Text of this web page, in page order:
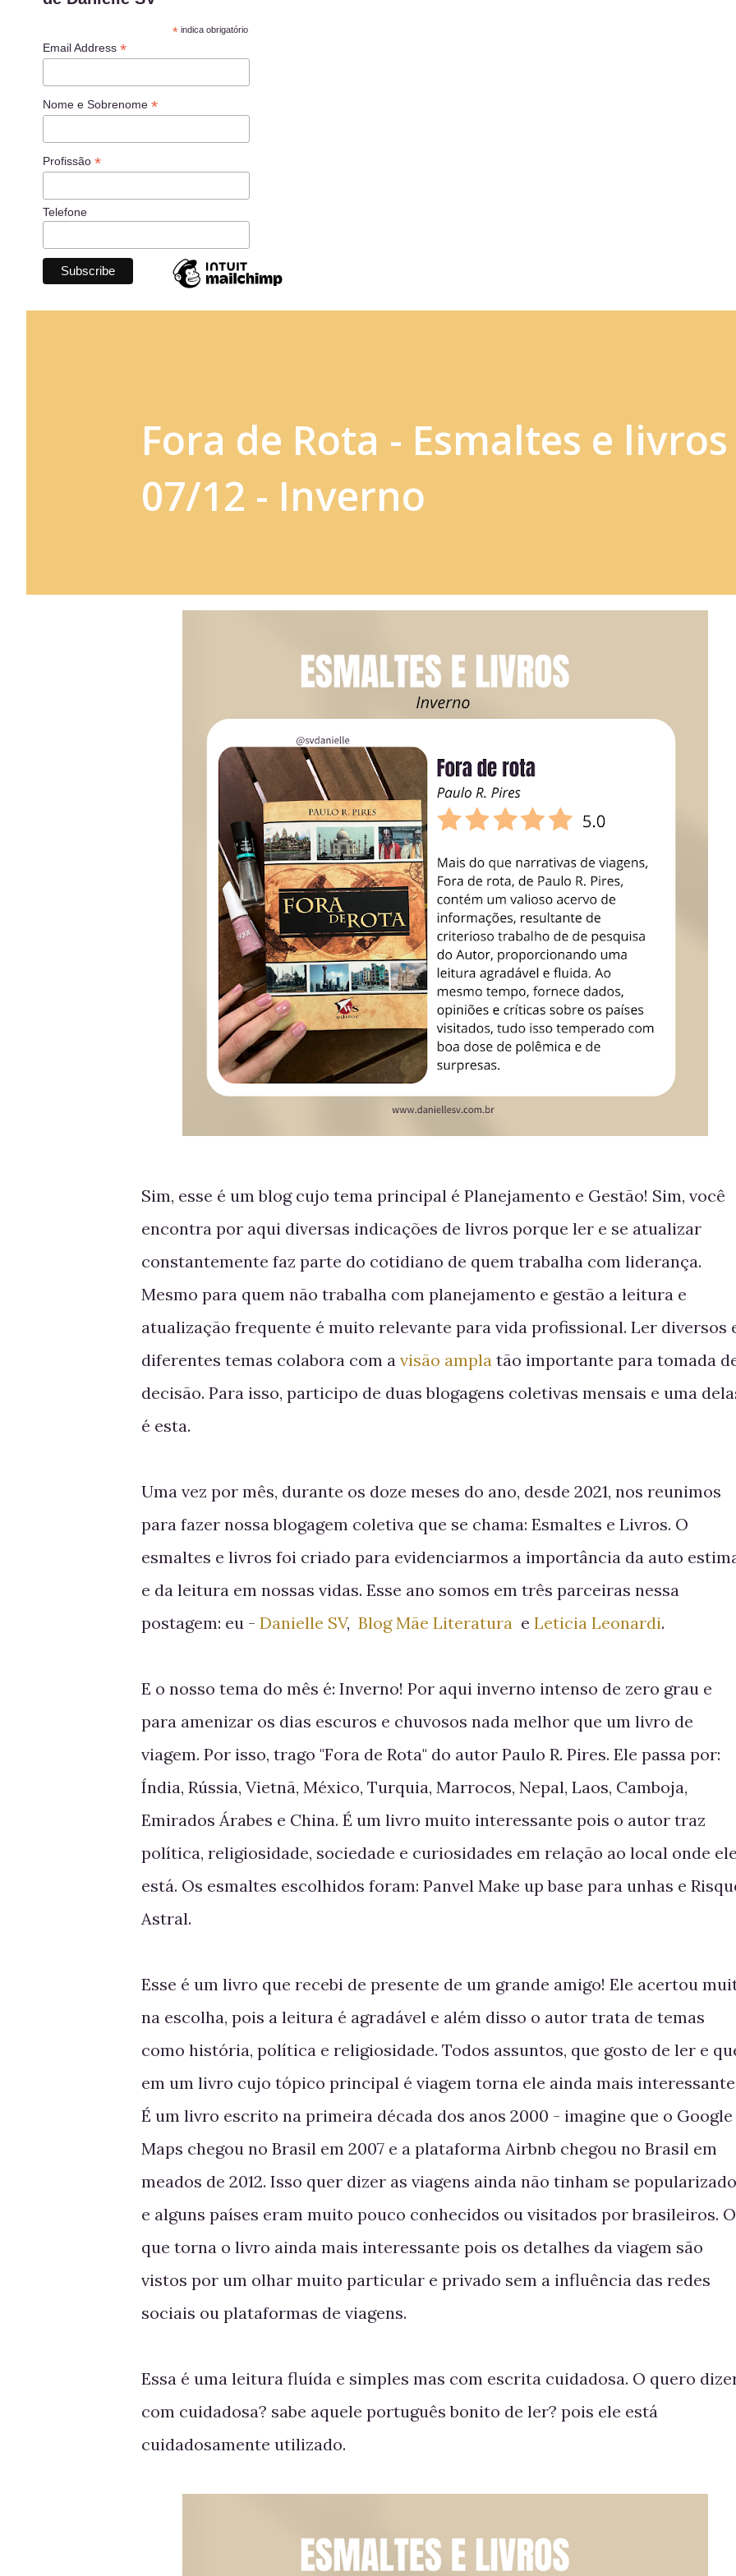
*indica obrigatório
Email Address *
Nome e Sobrenome *
Profissão *
Telefone
Fora de Rota - Esmaltes e livros
07/12 - Inverno
Sim, esse é um blog cujo tema principal é Planejamento e Gestão! Sim, você
encontra por aqui diversas indicações de livros porque ler e se atualizar
constantemente faz parte do cotidiano de quem trabalha com liderança.
Mesmo para quem não trabalha com planejamento e gestão a leitura e
atualização frequente é muito relevante para vida profissional. Ler diversos
diferentes temas colabora com a visão ampla tão importante para tomada
decisão. Para isso, participo de duas blogagens coletivas mensais e uma
é esta.
Uma vez por mês, durante os doze meses do ano, desde 2021, nos reunimos
para fazer nossa blogagem coletiva que se chama: Esmaltes e Livros. O
esmaltes e livros foi criado para evidenciarmos a importância da auto
e da leitura em nossas vidas. Esse ano somos em três parceiras nessa
postagem: eu - Danielle SV, Blog Mãe Literatura e Leticia Leonardi.
E o nosso tema do mês é: Inverno! Por aqui inverno intenso de zero grau e
para amenizar os dias escuros e chuvosos nada melhor que um livro de
viagem. Por isso, trago "Fora de Rota" do autor Paulo R. Pires. Ele passa por:
Índia, Rússia, Vietnã, México, Turquia, Marrocos, Nepal, Laos, Camboja,
Emirados Árabes e China. É um livro muito interessante pois o autor traz
política, religiosidade, sociedade e curiosidades em relação ao local onde ele
está. Os esmaltes escolhidos foram: Panvel Make up base para unhas e
Astral.
Esse é um livro que recebi de presente de um grande amigo! Ele acertou
na escolha, pois a leitura é agradável e além disso o autor trata de temas
como história, política e religiosidade. Todos assuntos, que gosto de ler e
em um livro cujo tópico principal é viagem torna ele ainda mais
É um livro escrito na primeira década dos anos 2000 - imagine que o Google
Maps chegou no Brasil em 2007 e a plataforma Airbnb chegou no Brasil em
meados de 2012. Isso quer dizer as viagens ainda não tinham se popularizado
e alguns países eram muito pouco conhecidos ou visitados por brasileiros. O
que torna o livro ainda mais interessante pois os detalhes da viagem são
vistos por um olhar muito particular e privado sem a influência das redes
sociais ou plataformas de viagens.
Essa é uma leitura fluída e simples mas com escrita cuidadosa. O quero
com cuidadosa? sabe aquele português bonito de ler? pois ele está
cuidadosamente utilizado.